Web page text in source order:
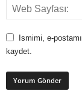
Ismimi, e-
kaydet.